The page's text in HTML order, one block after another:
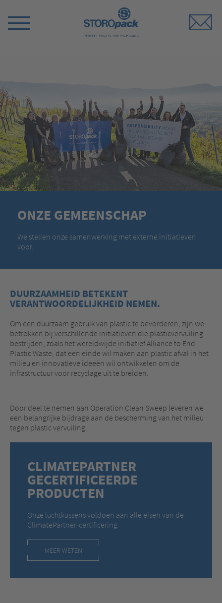
Switch
ONZE GEMEENSCHAP
We stellen onze samenwerking met externe initiatieven
voor.
DUURZAAMHEID BETEKENT
VERANTWOORDELIJKHEID NEMEN.
Om een duurzaam gebruik van plastic te bevorderen, zijn we
betrokken bij verschillende initiatieven die plasticvervuiling
bestrijden, zoals het wereldwijde initiatief Alliance to End
Plastic Waste, dat een einde wil maken aan plastic afval in het
milieu en innovatieve ideeën wil ontwikkelen om de
infrastructuur voor recyclage uit te breiden.
Door deel te nemen aan Operation Clean Sweep leveren we
een belangrijke bijdrage aan de bescherming van het milieu
tegen plastic vervuiling.
CLIMATEPARTNER
GECERTIFICEERDE
PRODUCTEN
Onze luchtkussens voldoen aan alle eisen van de
ClimatePartner-certificering
MEER WETEN